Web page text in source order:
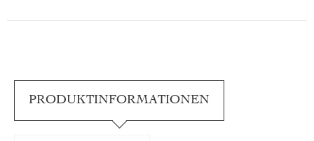
PRODUKTINFORMATIONEN